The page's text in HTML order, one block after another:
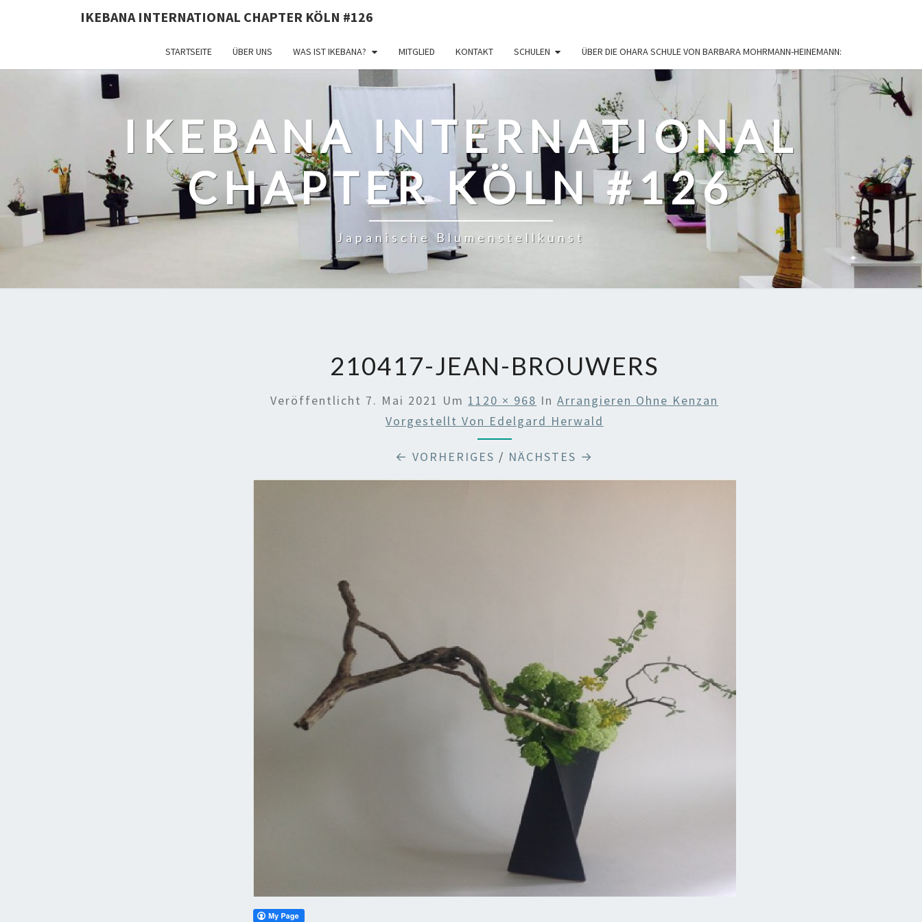
IKEBANA INTERNATIONAL CHAPTER KÖLN #126
STARTSEITE ÜBER UNS WAS IST IKEBANA? MITGLIED KONTAKT SCHULEN ÜBER DIE OHARA SCHULE VON BARBARA MOHRMANN-HEINEMANN:
IKEBANA INTERNATIONAL
CHAPTER KÖLN #126
Japanische Blumenstellkunst
210417-JEAN-BROUWERS
Veröffentlicht 7. Mai 2021 Um 1120 × 968 InArrangieren Ohne Kenzan
Vorgestellt Von Edelgard Herwald
← VORHERIGES / NÄCHSTES →